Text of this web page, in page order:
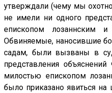
утверждали (чему мы
не имели ни одного
епископом лозаннским
Обвиняемые, наносившие
садам, были вызваны в
представления
милостью епископом
было приказано явиться